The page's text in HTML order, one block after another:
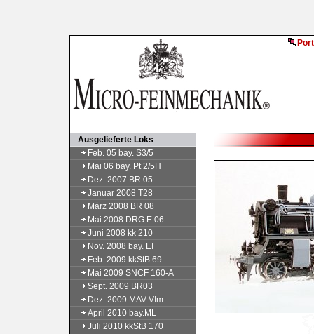
Ausgelieferte Loks
Feb. 05 bay. S3/5
Mai 06 bay. Pt 2/5H
Dez. 2007 BR 05
Januar 2008 T28
März 2008 BR 08
Mai 2008 DRG E 06
Juni 2008 kk 210
Nov. 2008 bay. EI
Feb. 2009 kkStB 69
Mai 2009 SNCF 160-A
Sept. 2009 BR03
Dez. 2009 MAV VIm
April 2010 bay.ML
Juli 2010 kkStB 170